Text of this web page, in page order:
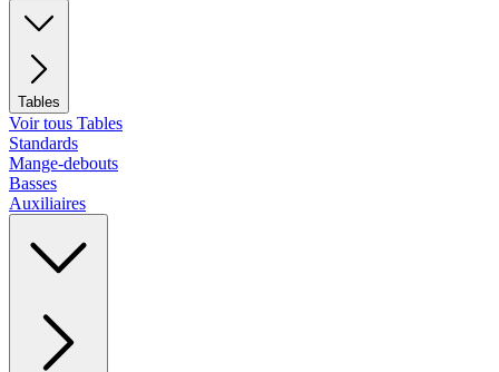
Tables
Voir tous Tables
Standards
Mange-debouts
Basses
Auxiliaires